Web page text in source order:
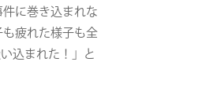
に巻き込まれな
疲れた様子も全
込まれた！」と